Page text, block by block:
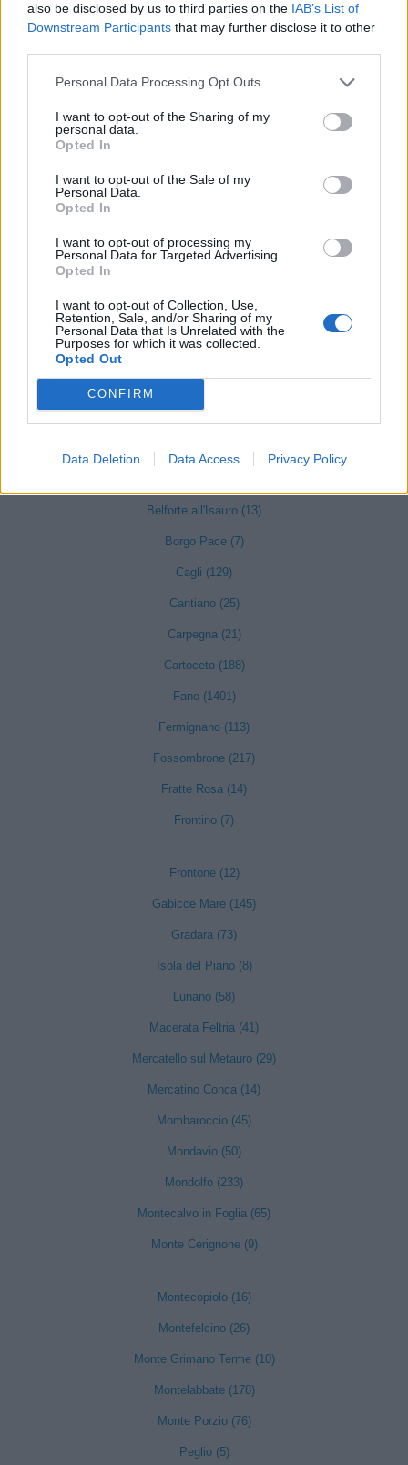
also be disclosed by us to third parties on the IAB’s List of
Downstream Participants that may further disclose it to other
Personal Data Processing Opt Outs
I want to opt-out of the Sharing of my
personal data.
Opted In
I want to opt-out of the Sale of my
Personal Data.
Opted In
I want to opt-out of processing my
Personal Data for Targeted Advertising.
Opted In
I want to opt-out of Collection, Use,
Retention, Sale, and/or Sharing of my
Personal Data that Is Unrelated with the
Purposes for which it was collected.
Opted Out
CONFIRM
Data Deletion Data Access Privacy Policy
KAPPA S.N.C. DI
GRANDICELLI
FABIO, GERBONI
Gradara
SNC DI MARINA E
GIAMPIERO
TICCHI'
SANDEMAR DI
FOSCHI MARIA
Visualizza tutti i comuni della
provincia di Pesaro e Urbino
Belforte all'Isauro (13)
Borgo Pace (7)
Cagli (129)
Cantiano (25)
Carpegna (21)
Cartoceto (188)
Fano (1401)
Fermignano (113)
Fossombrone (217)
Fratte Rosa (14)
Frontino (7)
Frontone (12)
Gabicce Mare (145)
Gradara (73)
Isola del Piano (8)
Lunano (58)
Macerata Feltria (41)
Mercatello sul Metauro (29)
Mercatino Conca (14)
Mombaroccio (45)
Mondavio (50)
Mondolfo (233)
Montecalvo in Foglia (65)
Monte Cerignone (9)
Montecopiolo (16)
Montefelcino (26)
Monte Grimano Terme (10)
Montelabbate (178)
Monte Porzio (76)
Peglio (5)